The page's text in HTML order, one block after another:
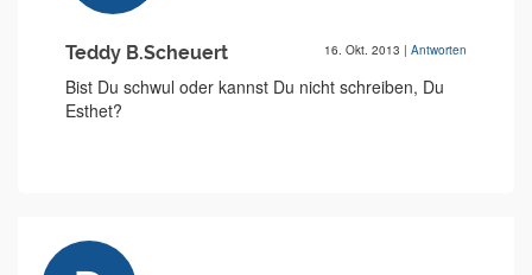
Teddy B.Scheuert 16. Okt. 2013 | Antworten
Bist Du schwul oder kannst Du nicht schreiben, Du
Esthet?